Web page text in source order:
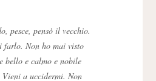
pesce, pensò il vecchio.
Non ho mai visto
bello e calmo e nobile
a uccidermi. Non